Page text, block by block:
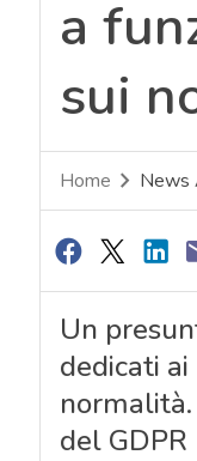
a
sui
Home News
Un
dedicati
del GDPR